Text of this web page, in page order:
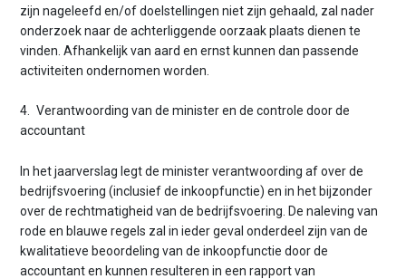
zijn nageleefd en/of doelstellingen niet zijn gehaald, zal nader
onderzoek naar de achterliggende oorzaak plaats dienen te
vinden. Afhankelijk van aard en ernst kunnen dan passende
activiteiten ondernomen worden.
4. Verantwoording van de minister en de controle door de
accountant
In het jaarverslag legt de minister verantwoording af over de
bedrijfsvoering (inclusief de inkoopfunctie) en in het bijzonder
over de rechtmatigheid van de bedrijfsvoering. De naleving van
rode en blauwe regels zal in ieder geval onderdeel zijn van de
kwalitatieve beoordeling van de inkoopfunctie door de
accountant en kunnen resulteren in een rapport van